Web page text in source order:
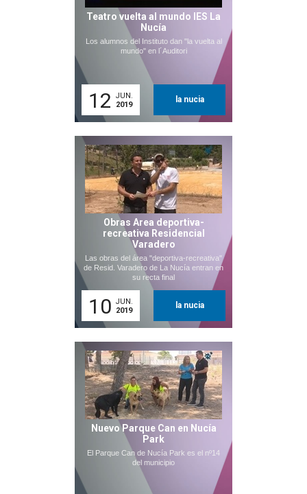
Teatro vuelta al mundo IES La
Nucía
Los alumnos del Instituto dan "la vuelta al
mundo" en l´Auditori
12
JUN.
2019
la nucia
Obras Area deportiva-
recreativa Residencial
Varadero
Las obras del área "deportiva-recreativa"
de Resid. Varadero de La Nucía entran en
su recta final
10 JUN.
2019
la nucia
Nuevo Parque Can en Nucía
Park
El Parque Can de Nucía Park es el nº14
del municipio